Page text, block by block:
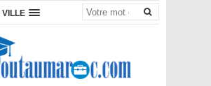
VILLE